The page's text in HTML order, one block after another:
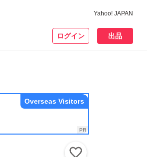
Yahoo! JAPAN
ログイン 出品
Overseas Visitors